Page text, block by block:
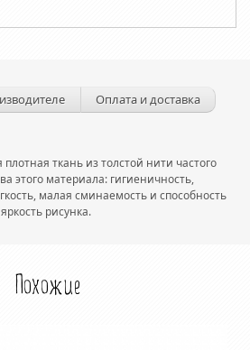
Оплата и доставка
ткань из толстой нити частого
этого материала: гигиеничность,
малая сминаемость и способность
рисунка.
Похожие